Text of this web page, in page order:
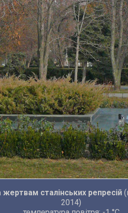
жертвам сталінських репресій
2014)